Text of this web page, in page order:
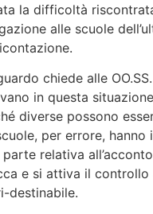
la difficoltà
alle scuole
chiede alle
in questa
diverse possono
per errore,
relativa
e si attiva il controllo
destinabile.